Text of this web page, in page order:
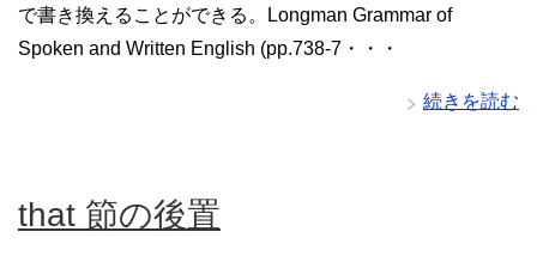
で書き換えることができる。Longman Grammar of
Spoken and Written English (pp.738-7・・・
続きを読む
that 節の後置